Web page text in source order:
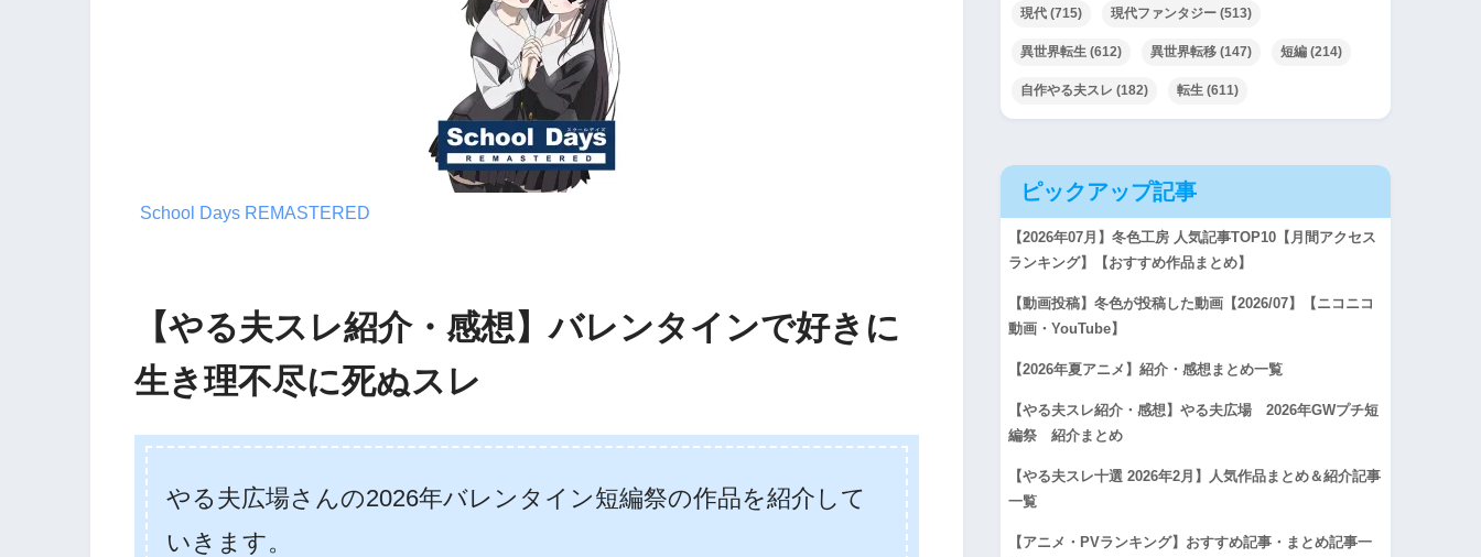
School Days REMASTERED
【やる夫スレ紹介・感想】バレンタインで好きに
生き理不尽に死ぬスレ
やる夫広場さんの2026年バレンタイン短編祭の作品を紹介して
いきます。
現代 (715) 現代ファンタジー (513)
異世界転生 (612) 異世界転移 (147) 短編 (214)
自作やる夫スレ (182) 転生 (611)
ピックアップ記事
【2026年07月】冬色工房 人気記事TOP10【月間アクセス
ランキング】【おすすめ作品まとめ】
【動画投稿】冬色が投稿した動画【2026/07】【ニコニコ
動画・YouTube】
【2026年夏アニメ】紹介・感想まとめ一覧
【やる夫スレ紹介・感想】やる夫広場 2026年GWプチ短
編祭 紹介まとめ
【やる夫スレ十選 2026年2月】人気作品まとめ＆紹介記事
一覧
【アニメ・PVランキング】おすすめ記事・まとめ記事一